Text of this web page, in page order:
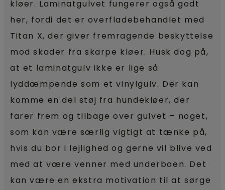
kløer. Laminatgulvet fungerer også godt
her, fordi det er overfladebehandlet med
Titan X, der giver fremragende beskyttelse
mod skader fra skarpe kløer. Husk dog på,
at et laminatgulv ikke er lige så
lyddæmpende som et vinylgulv. Der kan
komme en del støj fra hundekløer, der
farer frem og tilbage over gulvet – noget,
som kan være særlig vigtigt at tænke på,
hvis du bor i lejlighed og gerne vil blive ved
med at være venner med underboen. Det
kan være en ekstra motivation til at sørge